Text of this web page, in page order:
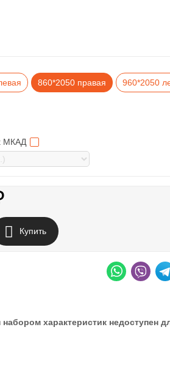
860*2050 правая 960*2050
МКАД
Купить
характеристик недоступен